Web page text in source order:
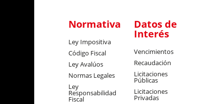
Normativa
Ley Impositiva
Código Fiscal
Ley Avalúos
Normas Legales
Ley
Responsabilidad
Fiscal
Datos de
Interés
Vencimientos
Recaudación
Licitaciones
Públicas
Licitaciones
Privadas